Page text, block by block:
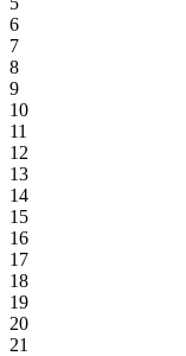
6
7
8
9
10
11
12
13
14
15
16
17
18
19
20
21